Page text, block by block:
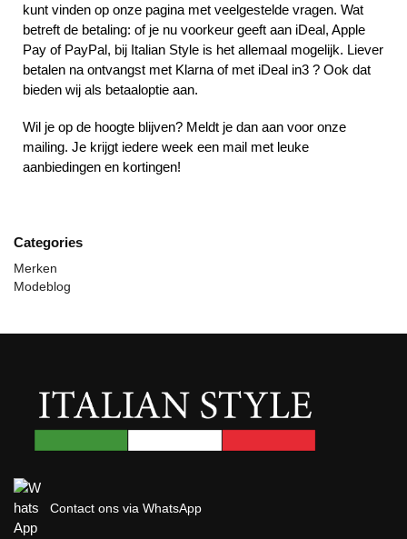
kunt vinden op onze pagina met veelgestelde vragen. Wat
betreft de betaling: of je nu voorkeur geeft aan iDeal, Apple
Pay of PayPal, bij Italian Style is het allemaal mogelijk. Liever
betalen na ontvangst met Klarna of met iDeal in3 ? Ook dat
bieden wij als betaaloptie aan.
Wil je op de hoogte blijven? Meldt je dan aan voor onze
mailing. Je krijgt iedere week een mail met leuke
aanbiedingen en kortingen!
Categories
Merken
Modeblog
Contact ons via WhatsApp